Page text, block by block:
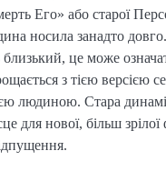
Его» або старої
носила занадто
близький, це може
з тією версією
людиною. Стара
для нової, більш